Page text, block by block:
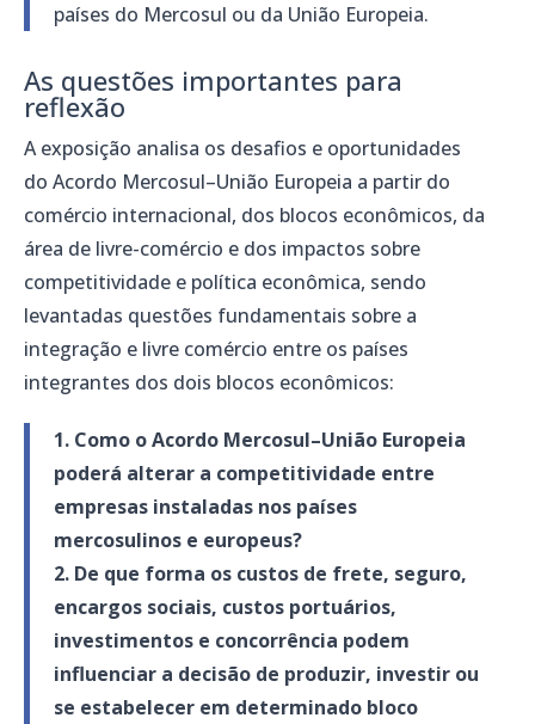
países do Mercosul ou da União Europeia.
As questões importantes para
reflexão
A exposição analisa os desafios e oportunidades
do Acordo Mercosul–União Europeia a partir do
comércio internacional, dos blocos econômicos, da
área de livre-comércio e dos impactos sobre
competitividade e política econômica, sendo
levantadas questões fundamentais sobre a
integração e livre comércio entre os países
integrantes dos dois blocos econômicos:
1. Como o Acordo Mercosul–União Europeia
poderá alterar a competitividade entre
empresas instaladas nos países
mercosulinos e europeus?
2. De que forma os custos de frete, seguro,
encargos sociais, custos portuários,
investimentos e concorrência podem
influenciar a decisão de produzir, investir ou
se estabelecer em determinado bloco